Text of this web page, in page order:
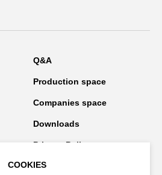
Q&A
Production space
Companies space
Downloads
Privacy Policy
COOKIES